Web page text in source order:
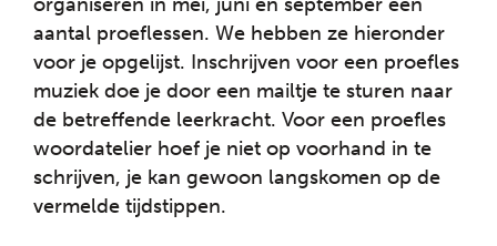
aantal proeflessen. We hebben ze hieronder
voor je opgelijst. Inschrijven voor een proefles
muziek doe je door een mailtje te sturen naar
de betreffende leerkracht. Voor een proefles
woordatelier hoef je niet op voorhand in te
schrijven, je kan gewoon langskomen op de
vermelde tijdstippen.